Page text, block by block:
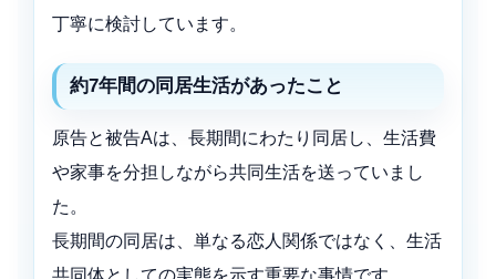
丁寧に検討しています。
約7年間の同居生活があったこと
原告と被告Aは、長期間にわたり同居し、生活費
や家事を分担しながら共同生活を送っていまし
た。
長期間の同居は、単なる恋人関係ではなく、生活
共同体としての実態を示す重要な事情です。